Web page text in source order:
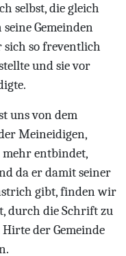
selbst, die gleich
Gemeinden
so freventlich
und sie vor
uns von dem
Meineidigen,
mehr entbindet,
da er damit seiner
gibt, finden wir
durch die Schrift zu
der Gemeinde